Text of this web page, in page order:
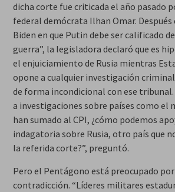
dicha corte fue criticada el año pasado
federal demócrata Ilhan Omar. Después
Biden en que Putin debe ser calificado
guerra”, la legisladora declaró que es
el enjuiciamiento de Rusia mientras
opone a cualquier investigación
de forma incondicional con ese tribunal.
a investigaciones sobre países como el
han sumado al CPI, ¿cómo podemos
indagatoria sobre Rusia, otro país que
la referida corte?”, preguntó.
Pero el Pentágono está preocupado
contradicción. “Líderes militares